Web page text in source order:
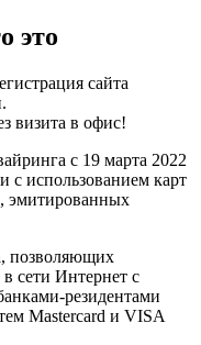
это
сайта
визита в офис!
с 19 марта 2022
с использованием карт
эмитированных
позволяющих
в сети Интернет с
резидентами
Mastercard и VISA